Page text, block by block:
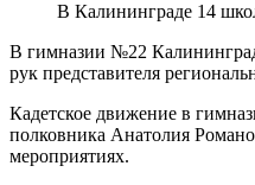
В Калининграде 14
В гимназии №22
рук представителя
Кадетское движение в
полковника Анатолия
мероприятиях.